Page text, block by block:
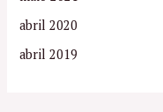
abril 2020
abril 2019